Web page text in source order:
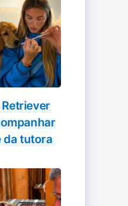
da tutora